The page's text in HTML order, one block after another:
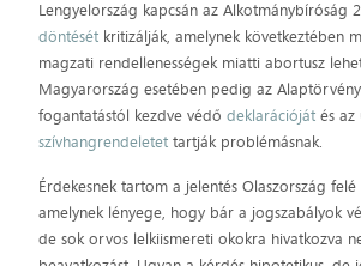
Lengyelország kapcsán az Alkotmánybíróság
döntését kritizálják, amelynek következtében
magzati rendellenességek miatti abortusz
Magyarország esetében pedig az
fogantatástól kezdve védődeklarációját és az
szívhangrendeletet tartják problémásnak.
Érdekesnek tartom a jelentés Olaszország felé
amelynek lényege, hogy bár a jogszabályok
de sok orvos lelkiismereti okokra hivatkozva